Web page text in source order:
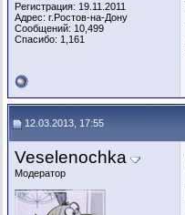
Регистрация: 19.11.2011
Адрес: г.Ростов-на-Дону
Сообщений: 10,499
Спасибо: 1,161
12.03.2013, 17:55
Veselenochka
Модератор